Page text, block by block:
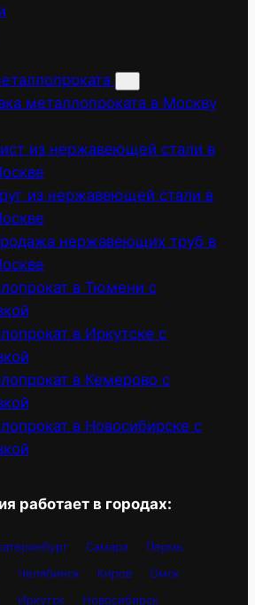
металлопроката в Москву
из нержавеющей стали в
из нержавеющей стали в
нержавеющих труб в
в Тюмени с
в Иркутске с
в Кемерово с
в Новосибирске с
работает в городах:
Самара
Пермь
Челябинск Киров
Омск
Иркутск Новосибирск